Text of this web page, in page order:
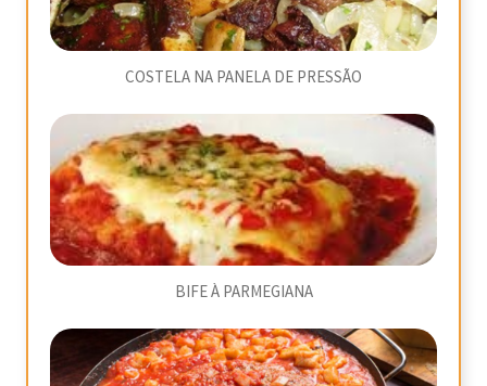
COSTELA NA PANELA DE PRESSÃO
BIFE À PARMEGIANA